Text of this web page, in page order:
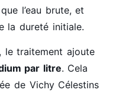
l’eau brute, et
la dureté initiale.
le traitement ajoute
par litre. Cela
de Vichy Célestins